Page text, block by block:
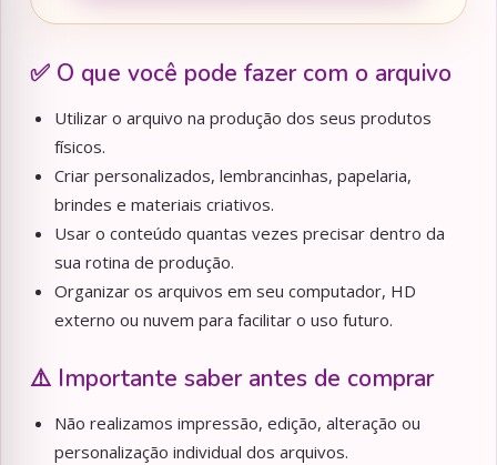
✅ O que você pode fazer com o arquivo
Utilizar o arquivo na produção dos seus produtos
físicos.
Criar personalizados, lembrancinhas, papelaria,
brindes e materiais criativos.
Usar o conteúdo quantas vezes precisar dentro da
sua rotina de produção.
Organizar os arquivos em seu computador, HD
externo ou nuvem para facilitar o uso futuro.
⚠️ Importante saber antes de comprar
Não realizamos impressão, edição, alteração ou
personalização individual dos arquivos.